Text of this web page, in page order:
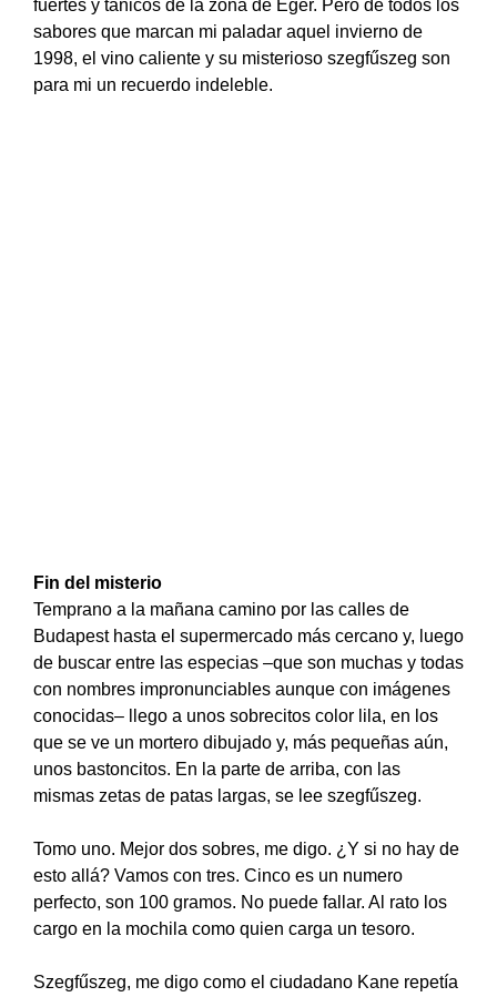
fuertes y tánicos de la zona de Eger. Pero de todos los
sabores que marcan mi paladar aquel invierno de
1998, el vino caliente y su misterioso szegfűszeg son
para mi un recuerdo indeleble.
Fin del misterio
Temprano a la mañana camino por las calles de
Budapest hasta el supermercado más cercano y, luego
de buscar entre las especias –que son muchas y todas
con nombres impronunciables aunque con imágenes
conocidas– llego a unos sobrecitos color lila, en los
que se ve un mortero dibujado y, más pequeñas aún,
unos bastoncitos. En la parte de arriba, con las
mismas zetas de patas largas, se lee szegfűszeg.
Tomo uno. Mejor dos sobres, me digo. ¿Y si no hay de
esto allá? Vamos con tres. Cinco es un numero
perfecto, son 100 gramos. No puede fallar. Al rato los
cargo en la mochila como quien carga un tesoro.
Szegfűszeg, me digo como el ciudadano Kane repetía